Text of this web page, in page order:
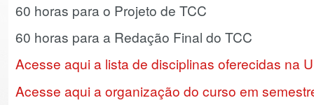
60 horas para o Projeto de TCC
60 horas para a Redação Final do TCC
Acesse aqui a lista de disciplinas oferecidas na
Acesse aqui a organização do curso em